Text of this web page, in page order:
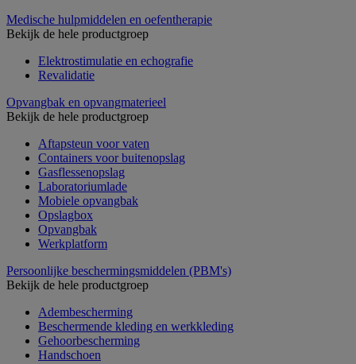
Medische hulpmiddelen en oefentherapie
Bekijk de hele productgroep
Elektrostimulatie en echografie
Revalidatie
Opvangbak en opvangmaterieel
Bekijk de hele productgroep
Aftapsteun voor vaten
Containers voor buitenopslag
Gasflessenopslag
Laboratoriumlade
Mobiele opvangbak
Opslagbox
Opvangbak
Werkplatform
Persoonlijke beschermingsmiddelen (PBM's)
Bekijk de hele productgroep
Adembescherming
Beschermende kleding en werkkleding
Gehoorbescherming
Handschoen